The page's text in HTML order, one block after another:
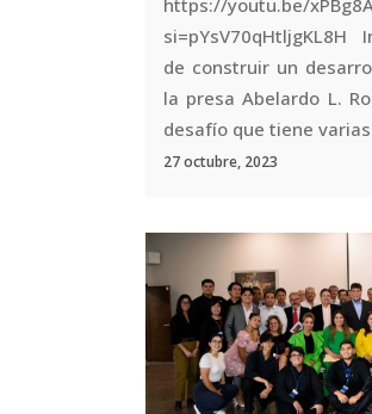
https://youtu.be/
si=pYsV70qHtljgKL8H
de construir un
la presa Abelardo L.
desafío que tiene
27 octubre, 2023